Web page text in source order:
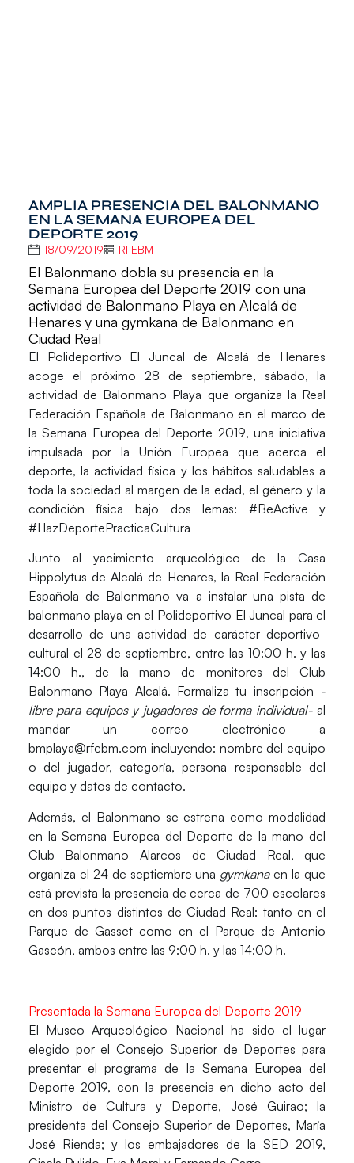
AMPLIA PRESENCIA DEL BALONMANO
EN LA SEMANA EUROPEA DEL
DEPORTE 2019
18/09/2019 RFEBM
El Balonmano dobla su presencia en la
Semana Europea del Deporte 2019 con una
actividad de Balonmano Playa en Alcalá de
Henares y una gymkana de Balonmano en
Ciudad Real
El Polideportivo El Juncal de Alcalá de Henares
acoge el próximo 28 de septiembre, sábado, la
actividad de Balonmano Playa que organiza la Real
Federación Española de Balonmano en el marco de
laSemana Europea del Deporte 2019, una iniciativa
impulsada por la Unión Europea que acerca el
deporte, la actividad física y los hábitos saludables a
toda la sociedad al margen de la edad, el género y la
condición física bajo dos lemas: #BeActive y
#HazDeportePracticaCultura
Junto al yacimiento arqueológico de laCasa
Hippolytus de Alcalá de Henares, la Real Federación
Española de Balonmano va a instalar una pista de
balonmano playa en el Polideportivo El Juncal para el
desarrollo de una actividad de carácter deportivo-
cultural el 28 de septiembre, entre las 10:00 h. y las
14:00 h., de la mano de monitores del Club
Balonmano Playa Alcalá. Formaliza tu inscripción -
libre para equipos y jugadores de forma individual-al
mandar un correo electrónico a
bmplaya@rfebm.com incluyendo: nombre del equipo
o del jugador, categoría, persona responsable del
equipo y datos de contacto.
Además, el Balonmano se estrena como modalidad
en la Semana Europea del Deporte de la mano del
Club Balonmano Alarcos de Ciudad Real, que
organiza el 24 de septiembre una gymkanaen la que
está prevista la presencia de cerca de 700 escolares
en dos puntos distintos deCiudad Real: tanto en el
Parque de Gasset como en el Parque de Antonio
Gascón, ambos entre las 9:00 h. y las 14:00 h.
Presentada la Semana Europea del Deporte 2019
El Museo Arqueológico Nacional ha sido el lugar
elegido por el Consejo Superior de Deportes para
presentar el programa de la Semana Europea del
Deporte 2019, con la presencia en dicho acto del
Ministro de Cultura y Deporte, José Guirao; la
presidenta del Consejo Superior de Deportes, María
José Rienda; y los embajadores de la SED 2019,